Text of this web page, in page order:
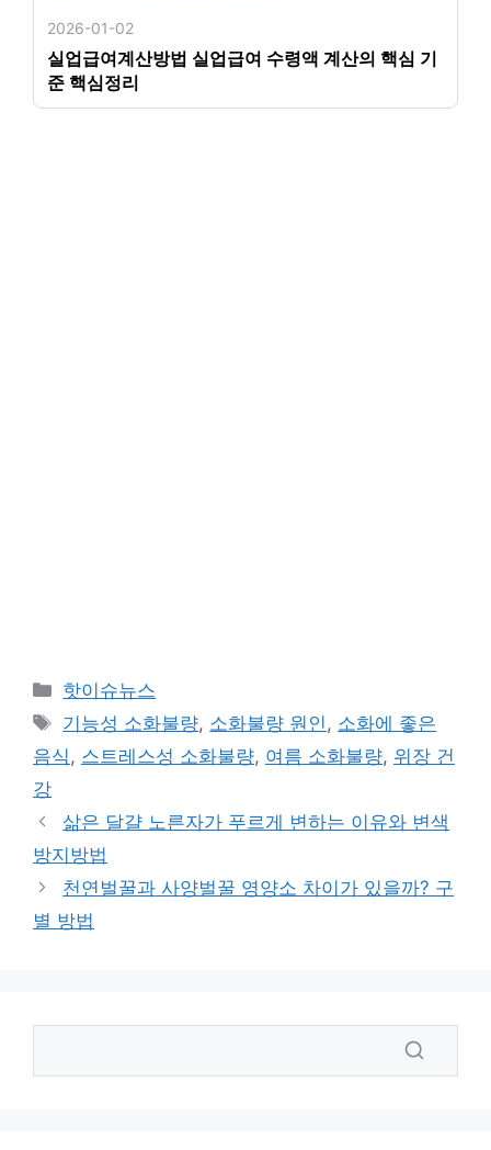
2026-01-02
실업급여계산방법 실업급여 수령액 계산의 핵심 기
준 핵심정리
카
테
고
리
핫이슈뉴스
태
그
기능성 소화불량, 소화불량 원인 , 소화에 좋은
음식 , 스트레스성 소화불량, 여름 소화불량, 위장 건
강
삶은 달걀 노른자가 푸르게 변하는 이유와 변색
방지방법
천연벌꿀과 사양벌꿀 영양소 차이가 있을까? 구
별 방법